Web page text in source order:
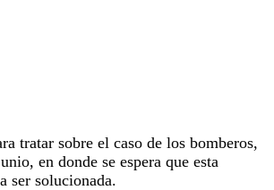
tratar sobre el caso de los bomberos,
en donde se espera que esta
ser solucionada.